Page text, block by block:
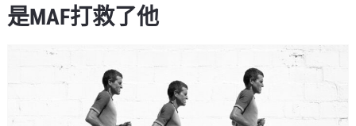
是MAF打救了他